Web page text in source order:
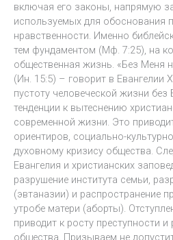
включая его законы, напрямую
используемых для обоснования
нравственности. Именно
тем фундаментом (Мф. 7:25), на
общественная жизнь. «Без Меня
(Ин. 15:5) – говорит в Евангелии
пустоту человеческой жизни
тенденции к вытеснению
современной жизни. Это
ориентиров, социально-
духовному кризису общества.
Евангелия и христианских
разрушение института семьи,
(эвтаназии) и распространение
утробе матери (аборты).
приводит к росту преступности
общества. Призываем не